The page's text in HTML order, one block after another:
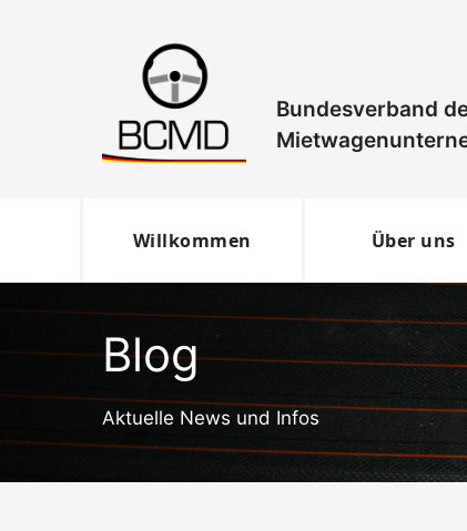
Bundesverband
Willkommen Über uns
Blog
Aktuelle News und Infos